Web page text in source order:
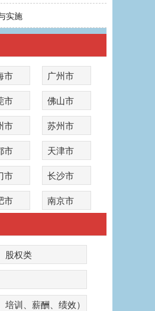
实施
市
广州市
市
佛山市
市
苏州市
市
天津市
市
长沙市
市 南京市
股权类
训、薪酬、绩效）